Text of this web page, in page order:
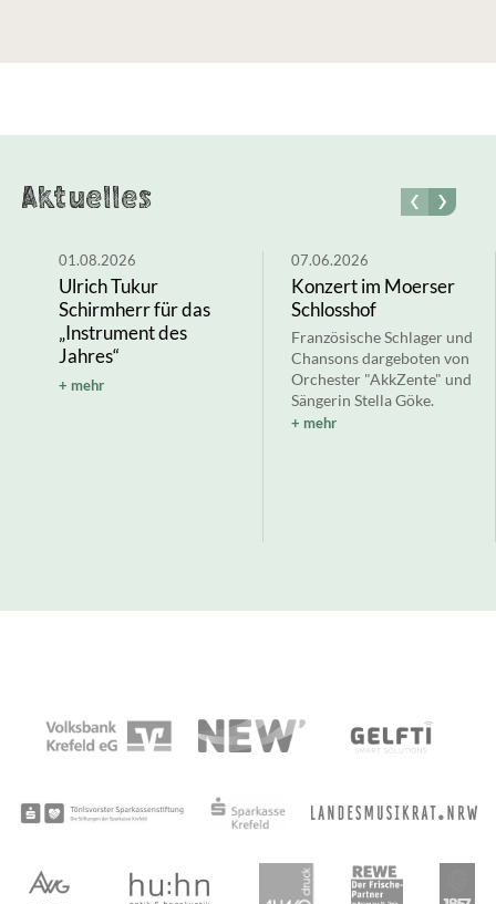
Aktuelles
01.08.2026
Ulrich Tukur
Schirmherr für das
„Instrument des
Jahres“
mehr
07.06.2026
Konzert im Moerser
Schlosshof
Französische Schlager und
Chansons dargeboten von
Orchester "AkkZente" und
Sängerin Stella Göke.
mehr